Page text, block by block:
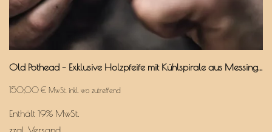
Old Pothead – Exklusive Holzpfeife mit Kühlspirale aus Messing & Aktivkohlefilter
150,00 € MwSt. inkl. wo zutreffend
Enthält 19% MwSt.